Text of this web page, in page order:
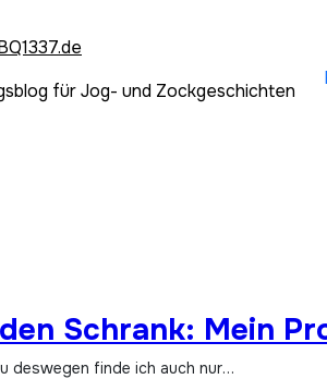
für Jog- und Zockgeschichten
Schrank: Mein
deswegen finde ich auch nur…